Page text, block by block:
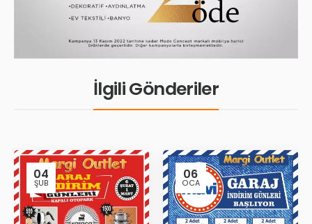
İlgili Gönderiler
04
ŞUB
06
OCA